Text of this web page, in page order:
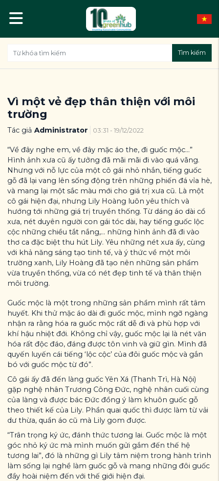
Tìm kiếm
Vì một vẻ đẹp thân thiện với môi
trường
Tác giả Administrator 03:31 - 19/12/2022
“Về đây nghe em, về đây mặc áo the, đi guốc mộc…”
Hình ảnh xưa cũ ấy tưởng đã mãi mãi đi vào quá vãng.
Nhưng với nỗ lực của một cô gái nhỏ nhắn, tiếng guốc
gỗ đã lại vang lên sống động trên những phiến đá vỉa hè,
và mang lại một sắc màu mới cho giá trị xưa cũ. Là một
cô gái hiện đại, nhưng Lily Hoàng luôn yêu thích và
hướng tới những giá trị truyền thống. Từ dáng áo dài cổ
xưa, nét duyên người con gái tóc dài, hay tiếng guốc lộc
cộc những chiều tắt nắng,… những hình ảnh đã đi vào
thơ ca đặc biệt thu hút Lily. Yêu những nét xưa ấy, cùng
với khả năng sáng tạo tinh tế, và ý thức về một môi
trường xanh, Lily Hoàng đã tạo nên những sản phẩm
vừa truyền thống, vừa có nét đẹp tinh tế và thân thiện
môi trường.
Guốc mộc là một trong những sản phầm mình rất tâm
huyết. Khi thử mặc áo dài đi guốc mộc, mình ngỡ ngàng
nhận ra rằng hóa ra guốc mộc rất dễ đi và phù hợp với
khí hậu nhiệt đới. Không chỉ vậy, guốc mộc lại là nét văn
hóa rất độc đáo, đáng được tôn vinh và giữ gìn. Mình đã
quyến luyến cái tiếng ‘lộc cộc’ của đôi guốc mộc và gắn
bó với guốc mộc từ đó”.
Cô gái ấy đã đến làng guốc Yên Xá (Thanh Trì, Hà Nội)
gặp nghệ nhân Trương Công Đức, nghệ nhân cuối cùng
của làng và được bác Đức đồng ý làm khuôn guốc gỗ
theo thiết kế của Lily. Phần quai quốc thì được làm từ vải
dư thừa, quần áo cũ mà Lily gom được.
“Trân trọng ký ức, đánh thức tương lai. Guốc mộc là một
góc nhỏ ký ức mà mình muốn gửi gắm đến thế hệ
tương lai”, đó là những gì Lily tâm niệm trong hành trình
làm sống lại nghề làm guốc gỗ và mang những đôi guốc
đầy hoài niệm đến với thế giới hiện đại.